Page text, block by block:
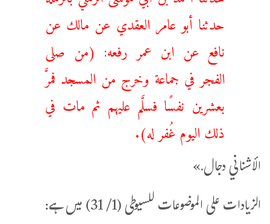
حدثنا أبو عامر العقدي عن مالك عن
نافع عن ابن عمر رفعه: (من صلى
الفجر في جماعة وخرج من المسجد فمرَّ
بعشرين نفسًا فسلَّم عليهم ثم مات في
ذلك اليوم غُفر له).
الأشناني دجال.»
الزيادات على الموضوعات للسیوطی (1/ 31) میں ہے: